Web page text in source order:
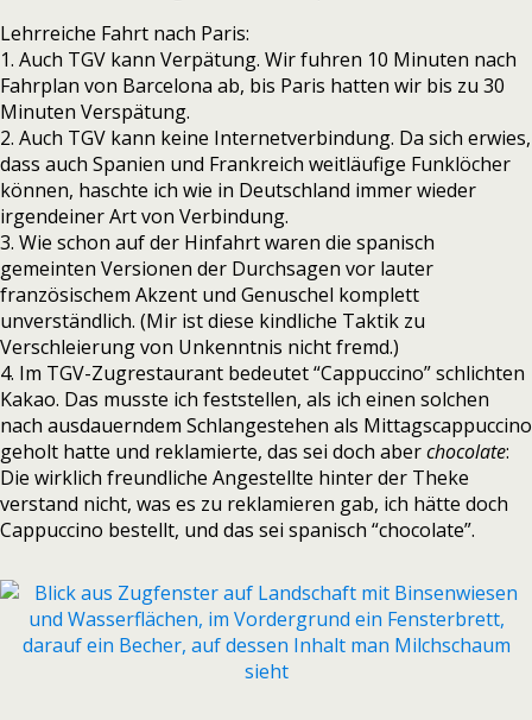
Lehrreiche Fahrt nach Paris:
1. Auch TGV kann Verpätung. Wir fuhren 10 Minuten nach
Fahrplan von Barcelona ab, bis Paris hatten wir bis zu 30
Minuten Verspätung.
2. Auch TGV kann keine Internetverbindung. Da sich erwies,
dass auch Spanien und Frankreich weitläufige Funklöcher
können, haschte ich wie in Deutschland immer wieder
irgendeiner Art von Verbindung.
3. Wie schon auf der Hinfahrt waren die spanisch
gemeinten Versionen der Durchsagen vor lauter
französischem Akzent und Genuschel komplett
unverständlich. (Mir ist diese kindliche Taktik zu
Verschleierung von Unkenntnis nicht fremd.)
4. Im TGV-Zugrestaurant bedeutet “Cappuccino” schlichten
Kakao. Das musste ich feststellen, als ich einen solchen
nach ausdauerndem Schlangestehen als Mittagscappuccino
geholt hatte und reklamierte, das sei doch aberchocolate:
Die wirklich freundliche Angestellte hinter der Theke
verstand nicht, was es zu reklamieren gab, ich hätte doch
Cappuccino bestellt, und das sei spanisch “chocolate”.